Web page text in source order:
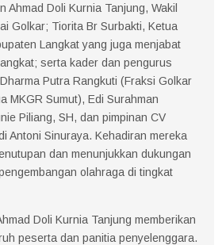
Ahmad Doli Kurnia Tanjung, Wakil
Golkar; Tiorita Br Surbakti, Ketua
Langkat yang juga menjabat
serta kader dan pengurus
Putra Rangkuti (Fraksi Golkar
MKGR Sumut), Edi Surahman
Piliang, SH, dan pimpinan CV
Antoni Sinuraya. Kehadiran mereka
dan menunjukkan dukungan
olahraga di tingkat
Doli Kurnia Tanjung memberikan
peserta dan panitia penyelenggara.